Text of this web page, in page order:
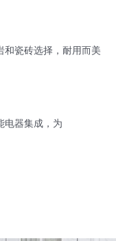
和瓷砖选择，耐用而美
电器集成，为